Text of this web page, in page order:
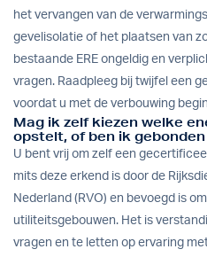
het vervangen van de
gevelisolatie of het plaatsen van
bestaande ERE ongeldig en
vragen. Raadpleeg bij twijfel een
voordat u met de verbouwing
Mag ik zelf kiezen welke
opstelt, of ben ik
U bent vrij om zelf een
mits deze erkend is door de
Nederland (RVO) en bevoegd is
utiliteitsgebouwen. Het is
vragen en te letten op ervaring